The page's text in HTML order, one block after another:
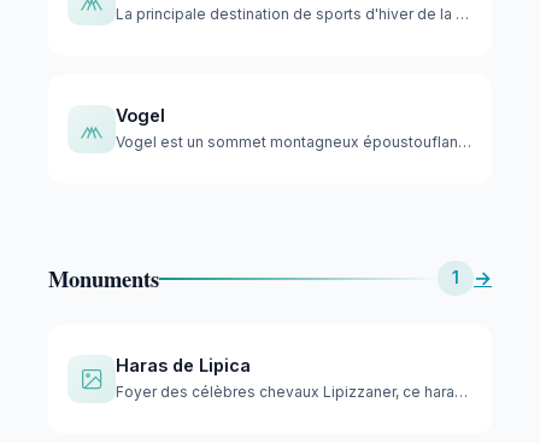
La principale destination de sports d'hiver de la Slovénie o…
Vogel
Vogel est un sommet montagneux époustouflant dans le parc na…
Monuments 1 →
Haras de Lipica
Foyer des célèbres chevaux Lipizzaner, ce haras historique é…